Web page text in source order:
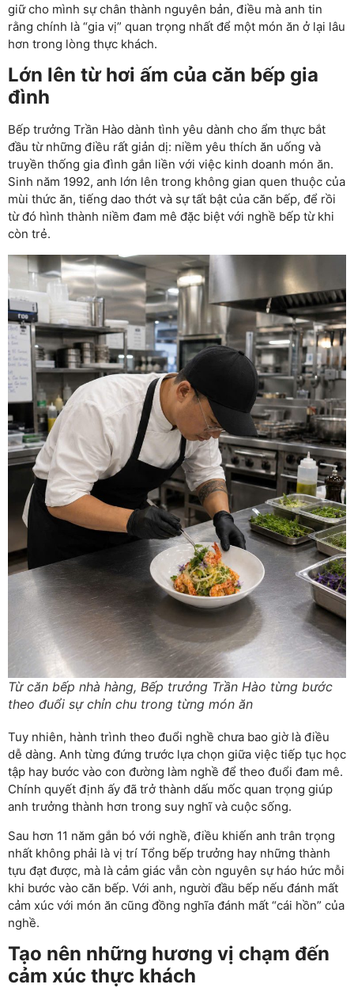
giữ cho mình sự chân thành nguyên bản, điều mà anh tin
rằng chính là “gia vị” quan trọng nhất để một món ăn ở lại lâu
hơn trong lòng thực khách.
Lớn lên từ hơi ấm của căn bếp gia
đình
Bếp trưởng Trần Hào dành tình yêu dành cho ẩm thực bắt
đầu từ những điều rất giản dị: niềm yêu thích ăn uống và
truyền thống gia đình gắn liền với việc kinh doanh món ăn.
Sinh năm 1992, anh lớn lên trong không gian quen thuộc của
mùi thức ăn, tiếng dao thớt và sự tất bật của căn bếp, để rồi
từ đó hình thành niềm đam mê đặc biệt với nghề bếp từ khi
còn trẻ.
Từ căn bếp nhà hàng, Bếp trưởng Trần Hào từng bước
theo đuổi sự chỉn chu trong từng món ăn
Tuy nhiên, hành trình theo đuổi nghề chưa bao giờ là điều
dễ dàng. Anh từng đứng trước lựa chọn giữa việc tiếp tục học
tập hay bước vào con đường làm nghề để theo đuổi đam mê.
Chính quyết định ấy đã trở thành dấu mốc quan trọng giúp
anh trưởng thành hơn trong suy nghĩ và cuộc sống.
Sau hơn 11 năm gắn bó với nghề, điều khiến anh trân trọng
nhất không phải là vị trí Tổng bếp trưởng hay những thành
tựu đạt được, mà là cảm giác vẫn còn nguyên sự háo hức mỗi
khi bước vào căn bếp. Với anh, người đầu bếp nếu đánh mất
cảm xúc với món ăn cũng đồng nghĩa đánh mất “cái hồn” của
nghề.
Tạo nên những hương vị chạm đến
cảm xúc thực khách